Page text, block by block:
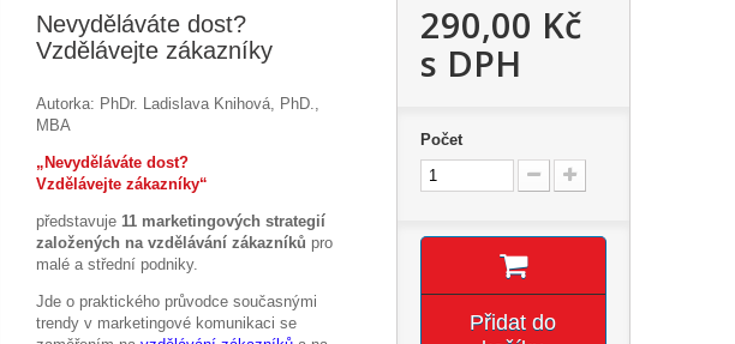
Nevyděláváte dost?
Vzdělávejte zákazníky
Autorka: PhDr. Ladislava Knihová, PhD.,
MBA
„Nevyděláváte dost?
Vzdělávejte zákazníky“
představuje 11 marketingových strategií
založených na vzdělávání zákazníků pro
malé a střední podniky.
Jde o praktického průvodce současnými
trendy v marketingové komunikaci se
290,00 Kč
s DPH
Počet
Přidat do